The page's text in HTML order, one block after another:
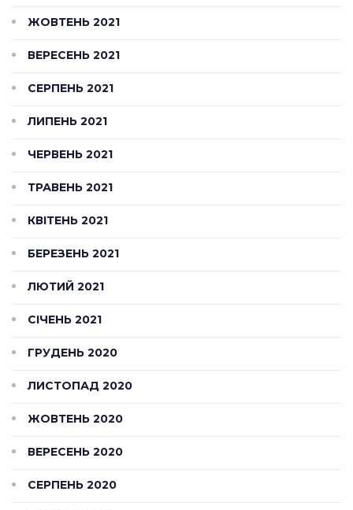
ЖОВТЕНЬ 2021
ВЕРЕСЕНЬ 2021
СЕРПЕНЬ 2021
ЛИПЕНЬ 2021
ЧЕРВЕНЬ 2021
ТРАВЕНЬ 2021
КВІТЕНЬ 2021
БЕРЕЗЕНЬ 2021
ЛЮТИЙ 2021
СІЧЕНЬ 2021
ГРУДЕНЬ 2020
ЛИСТОПАД 2020
ЖОВТЕНЬ 2020
ВЕРЕСЕНЬ 2020
СЕРПЕНЬ 2020